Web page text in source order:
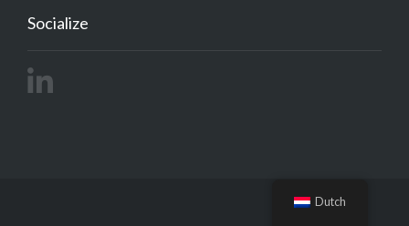
Socialize
Dutch